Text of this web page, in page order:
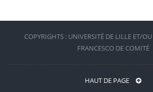
COPYRIGHTS : UNIVERSITÉ DE LILLE ET/
FRANCESCO DE COMITÉ
HAUT DE PAGE